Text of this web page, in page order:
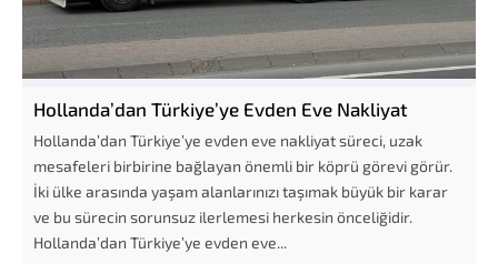
Hollanda’dan Türkiye’ye Evden Eve Nakliyat
Hollanda’dan Türkiye’ye evden eve nakliyat süreci, uzak
mesafeleri birbirine bağlayan önemli bir köprü görevi görür.
İki ülke arasında yaşam alanlarınızı taşımak büyük bir karar
ve bu sürecin sorunsuz ilerlemesi herkesin önceliğidir.
Hollanda’dan Türkiye’ye evden eve...